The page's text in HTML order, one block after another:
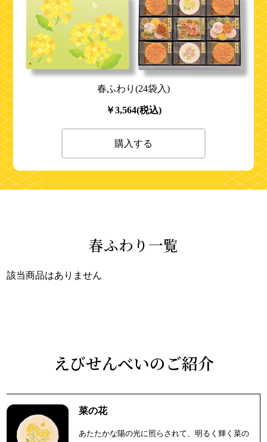
春ふわり(24袋入)
￥3,564(税込)
購入する
春ふわり一覧
該当商品はありません
えびせんべいのご紹介
菜の花
あたたかな陽の光に照らされて、明るく輝く菜の